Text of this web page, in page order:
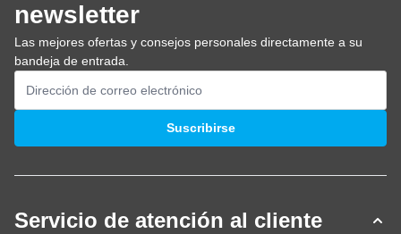
newsletter
Las mejores ofertas y consejos personales directamente a su
bandeja de entrada.
Dirección de email
Suscribirse
Servicio de atención al cliente